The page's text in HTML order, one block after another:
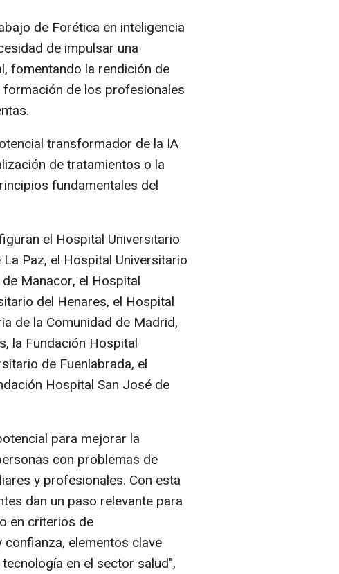
de Forética en inteligencia
de impulsar una
fomentando la rendición de
de los profesionales
transformador de la IA
de tratamientos o la
fundamentales del
el Hospital Universitario
Paz, el Hospital Universitario
Manacor, el Hospital
del Henares, el Hospital
de la Comunidad de Madrid,
la Fundación Hospital
de Fuenlabrada, el
Hospital San José de
para mejorar la
con problemas de
y profesionales. Con esta
dan un paso relevante para
en criterios de
elementos clave
en el sector salud",